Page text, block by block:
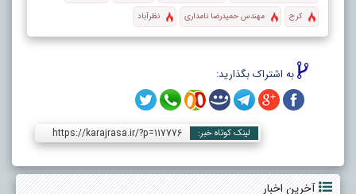
کرج
مهندس حمیدرضا نامداری نظرآباد
به اشتراک بگذارید:
لینک کوتاه خبر: https://karajrasa.ir/?p=117776
آخرین اخبار